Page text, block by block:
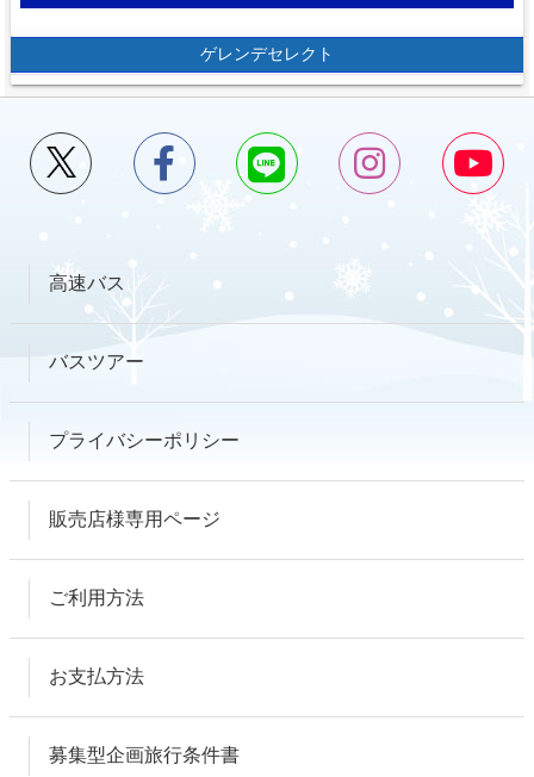
ゲレンデセレクト
高速バス
バスツアー
プライバシーポリシー
販売店様専用ページ
ご利用方法
お支払方法
募集型企画旅行条件書